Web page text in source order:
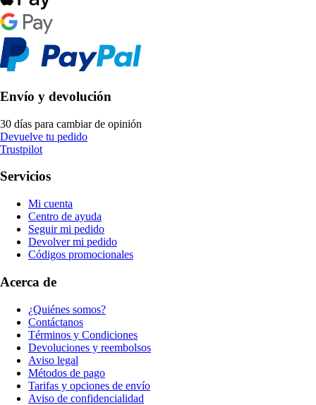
Envío y devolución
30 días para cambiar de opinión
Devuelve tu pedido
Trustpilot
Servicios
Mi cuenta
Centro de ayuda
Seguir mi pedido
Devolver mi pedido
Códigos promocionales
Acerca de
¿Quiénes somos?
Contáctanos
Términos y Condiciones
Devoluciones y reembolsos
Aviso legal
Métodos de pago
Tarifas y opciones de envío
Aviso de confidencialidad